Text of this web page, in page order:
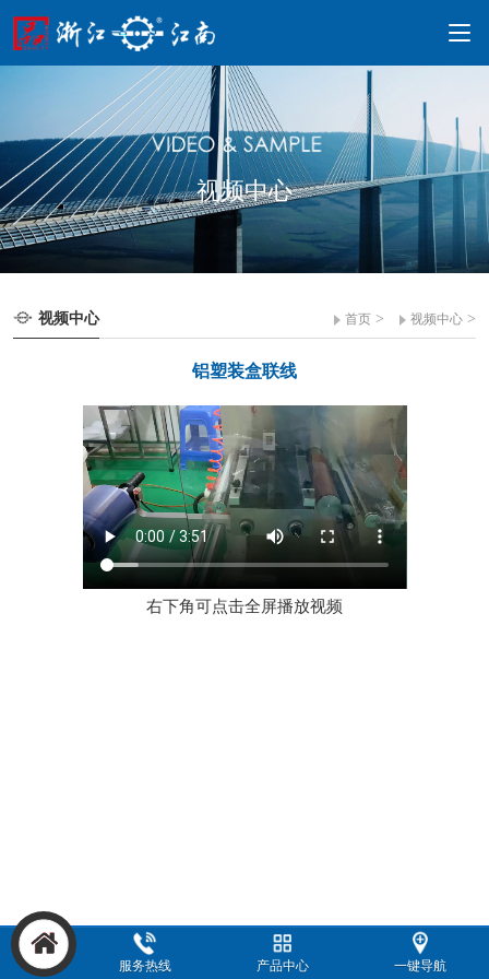
视频中心
视频中心 首页 > 视频中心 >
铝塑装盒联线
右下角可点击全屏播放视频
服务热线 产品中心 一键导航